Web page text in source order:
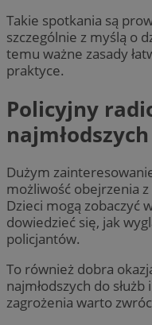
Takie spotkania są
szczególnie z myślą o
temu ważne zasady
praktyce.
Policyjny
najmłodszych
Dużym
możliwość obejrzenia z
Dzieci mogą zobaczyć
dowiedzieć się, jak
policjantów.
To również dobra
najmłodszych do
zagrożenia warto